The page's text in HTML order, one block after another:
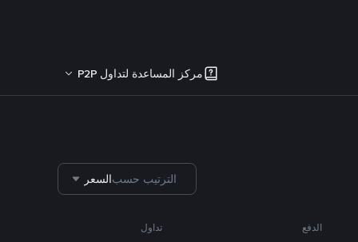
مركز المساعدة لتداول P2P
الترتيب حسبالسعر
الدفع تداول